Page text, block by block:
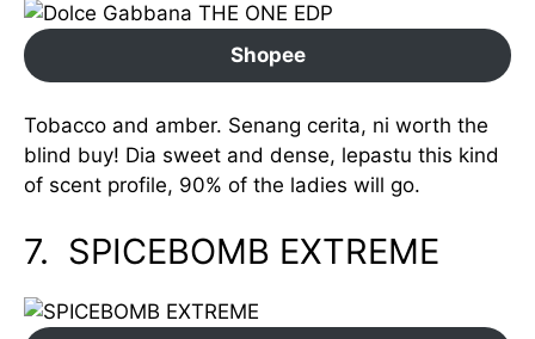
Shopee
Tobacco and amber. Senang cerita, ni worth the
blind buy! Dia sweet and dense, lepastu this kind
of scent profile, 90% of the ladies will go.
7. SPICEBOMB EXTREME